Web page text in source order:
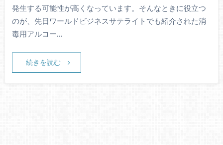
発生する可能性が高くなっています。そんなときに役立つ
のが、先日ワールドビジネスサテライトでも紹介された消
毒用アルコー…
続きを読む